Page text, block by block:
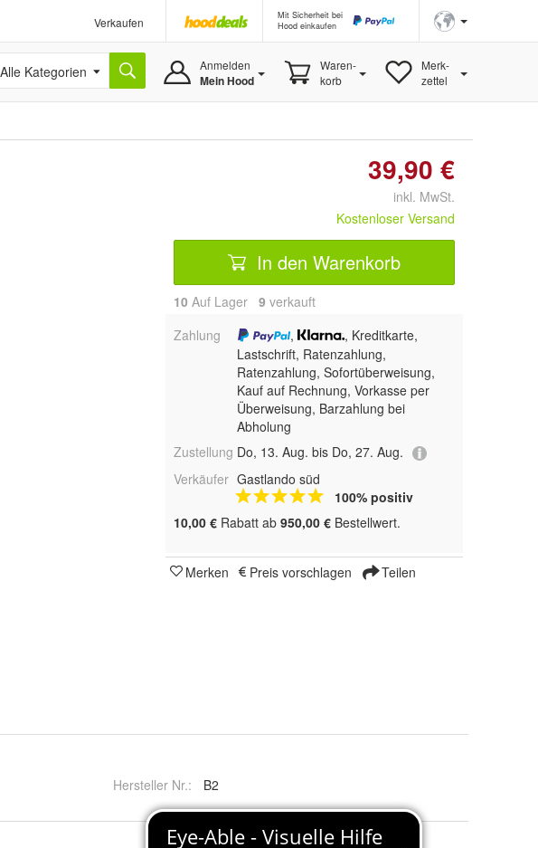
Verkaufen
Mit Sicherheit bei
Hood einkaufen
Alle Kategorien Anmelden
Mein Hood
Waren-
korb
Merk-
zettel
39,90 €
inkl. MwSt.
Kostenloser Versand
In den Warenkorb
10 Auf Lager 9 verkauft
Zahlung
,
, Kreditkarte,
Lastschrift, Ratenzahlung,
Ratenzahlung, Sofortüberweisung,
Kauf auf Rechnung, Vorkasse per
Überweisung, Barzahlung bei
Abholung
Zustellung Do, 13. Aug. bis Do, 27. Aug.
Verkäufer Gastlando süd
100% positiv
10,00 € Rabatt ab 950,00 € Bestellwert.
Merken Preis vorschlagen Teilen
Hersteller Nr.: B2